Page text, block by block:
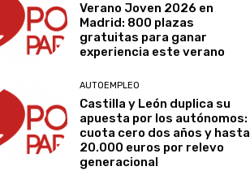
Verano Joven 2026 en
Madrid: 800 plazas
gratuitas para ganar
experiencia este verano
AUTOEMPLEO
Castilla y León duplica su
apuesta por los autónomos:
cuota cero dos años y hasta
20.000 euros por relevo
generacional